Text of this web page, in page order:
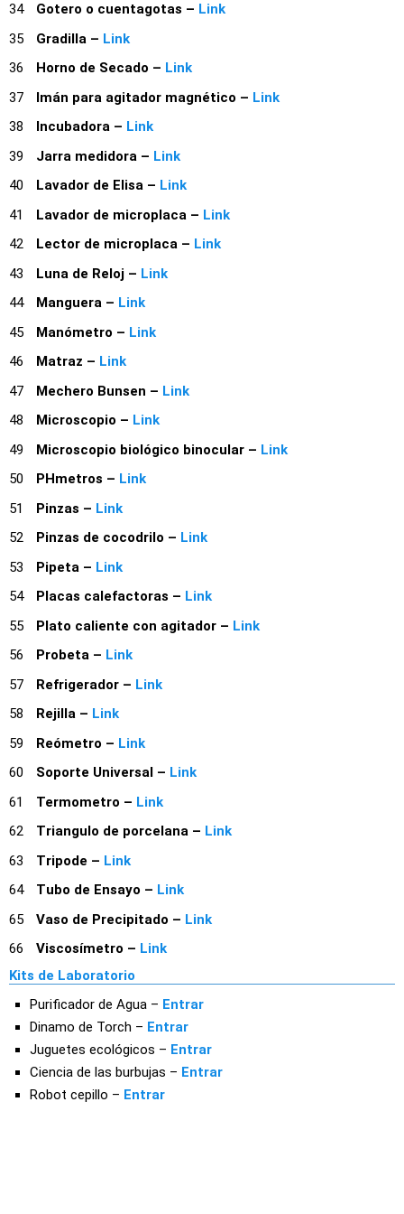
Gotero o cuentagotas – Link
Gradilla – Link
Horno de Secado – Link
Imán para agitador magnético – Link
Incubadora – Link
Jarra medidora – Link
Lavador de Elisa – Link
Lavador de microplaca – Link
Lector de microplaca – Link
Luna de Reloj – Link
Manguera – Link
Manómetro – Link
Matraz – Link
Mechero Bunsen – Link
Microscopio – Link
Microscopio biológico binocular – Link
PHmetros – Link
Pinzas – Link
Pinzas de cocodrilo – Link
Pipeta – Link
Placas calefactoras – Link
Plato caliente con agitador – Link
Probeta – Link
Refrigerador – Link
Rejilla – Link
Reómetro – Link
Soporte Universal – Link
Termometro – Link
Triangulo de porcelana – Link
Tripode – Link
Tubo de Ensayo – Link
Vaso de Precipitado – Link
Viscosímetro – Link
Kits de Laboratorio
Purificador de Agua – Entrar
Dinamo de Torch – Entrar
Juguetes ecológicos – Entrar
Ciencia de las burbujas – Entrar
Robot cepillo – Entrar